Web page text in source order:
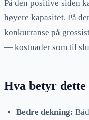
På den positive siden
høyere kapasitet. På
konkurranse på
— kostnader som til
Hva betyr dette
Bedre dekning: